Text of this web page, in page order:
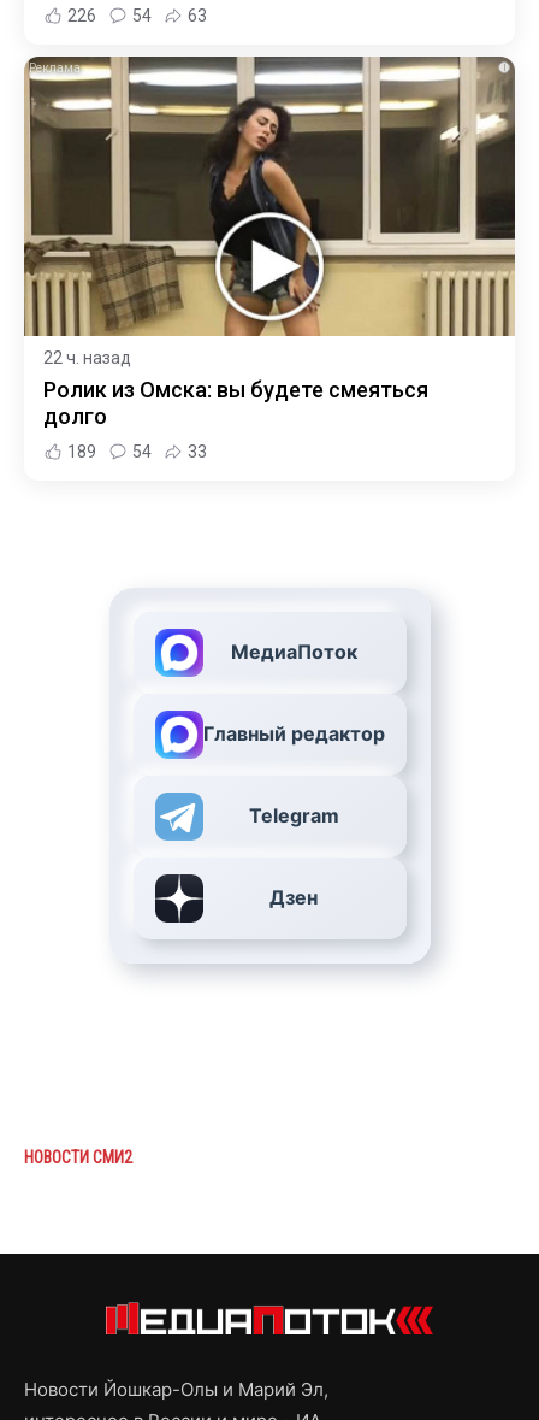
226 54 63
i
22 ч. назад
Ролик из Омска: вы будете смеяться
долго
189 54 33
МедиаПоток
Главный редактор
Telegram
Дзен
НОВОСТИ СМИ2
Новости Йошкар-Олы и Марий Эл,